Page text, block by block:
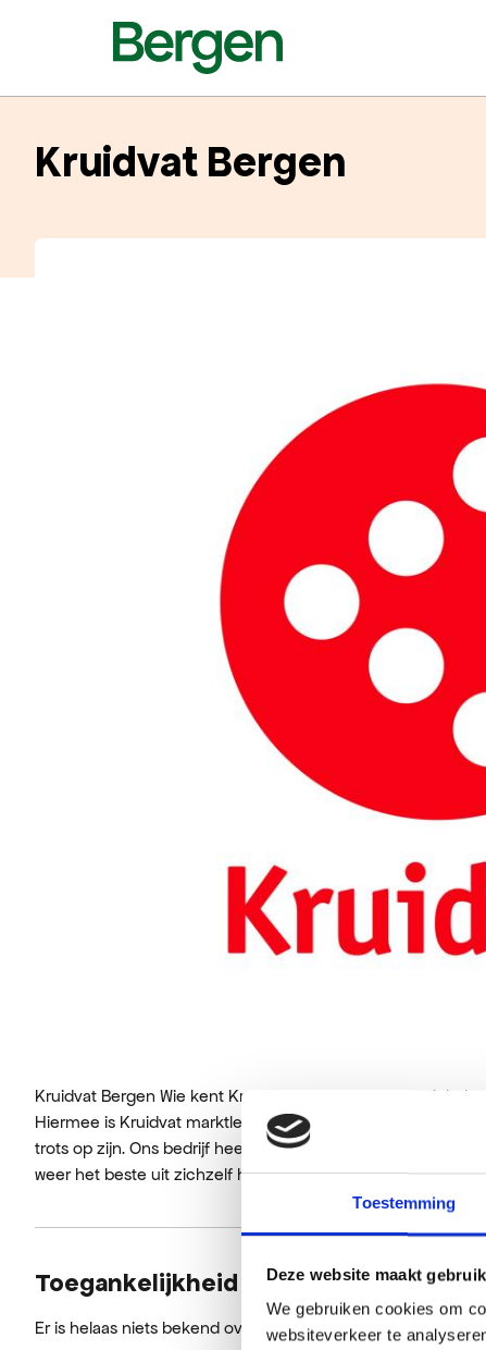
Toestemming
Deze website maakt
We gebruiken cookies om
websiteverkeer te
Kruidvat Bergen
Kruidvat Bergen Wie kent Kruidvat niet? Bij Kruidvat
Hiermee is Kruidvat marktleider in de health- & beautymarkt
trots op zijn. Ons bedrijf heeft meer dan 1.000 winkels en
weer het beste uit zichzelf halen om ons motto waar te
Toegankelijkheid
Er is helaas niets bekend over de toegankelijkheid.